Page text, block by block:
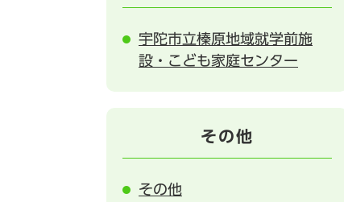
宇陀市立榛原地域就学前施
設・こども家庭センター
その他
その他